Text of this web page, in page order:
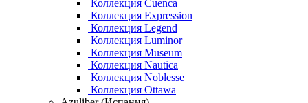
Коллекция Cuenca
Коллекция Expression
Коллекция Legend
Коллекция Luminor
Коллекция Museum
Коллекция Nautica
Коллекция Noblesse
Коллекция Ottawa